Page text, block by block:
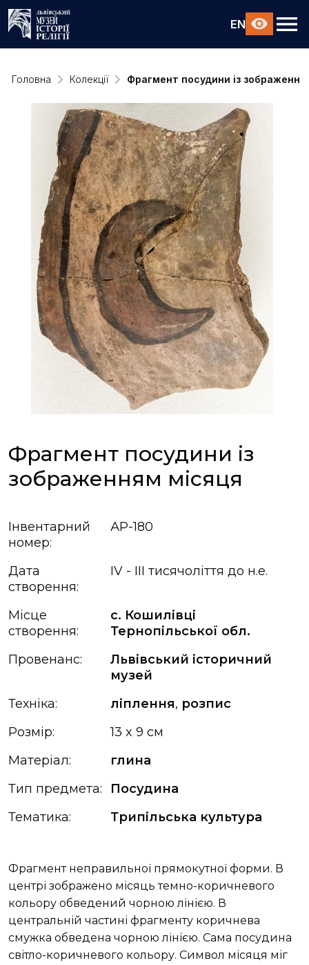
EN
Головна Колекції Фрагмент посудини із
Фрагмент посудини із
зображенням місяця
Інвентарний
номер:
АР-180
Дата
створення:
IV - III тисячоліття до н.е.
Місце
створення:
с. Кошилівці
Тернопільської обл.
Провенанс:
Львівський історичний
музей
Техніка:
ліплення, розпис
Розмір:
13 x 9 см
Матеріал:
глина
Тип предмета:
Посудина
Тематика:
Трипільська культура
Фрагмент неправильної прямокутної форми. В
центрі зображено місяць темно-коричневого
кольору обведений чорною лінією. В
центральній частині фрагменту коричнева
смужка обведена чорною лінією. Сама посудина
світло-коричневого кольору. Символ місяця міг